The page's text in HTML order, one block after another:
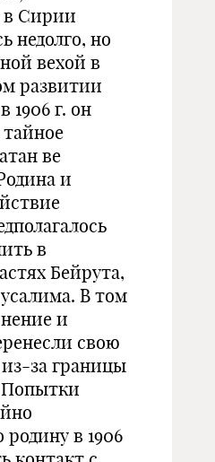
в Сирии
недолго, но
вехой в
развитии
1906 г. он
тайное
ве
и
в
Бейрута,
В том
и
свою
за границы
в 1906